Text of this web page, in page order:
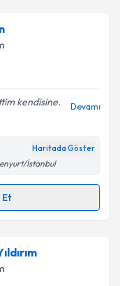
takvimi
almanız
ile
ilişkinAydınlatma
belirtilen
kendisine.
Devamı
Haritada Göster
İstanbul
takvimi talebi
almanız için bir
bilgilendireceğiz.